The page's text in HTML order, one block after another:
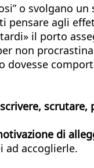
o svolgano
pensare agli
il porto
non
dovesse
scrutare,
di
ad accoglierle.